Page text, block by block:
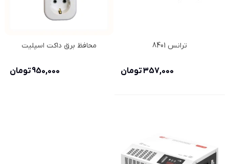
ترانس 8401
357,000 تومان
محافظ برق داکت اسپلیت
950,000 تومان